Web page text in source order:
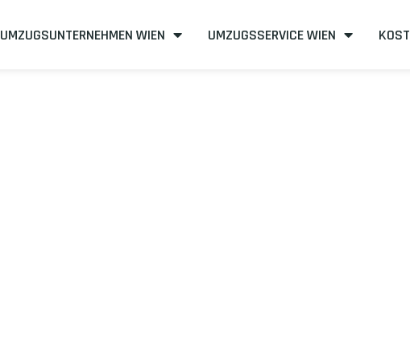
UMZUGSUNTERNEHMEN WIEN UMZUGSSERVICE WIEN